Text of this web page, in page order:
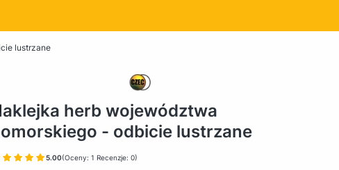
lustrzane
herb województwa
- odbicie lustrzane
5.00(Oceny: 1 Recenzje: 0)